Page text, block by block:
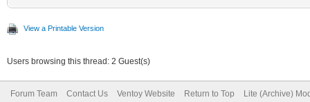
View a Printable Version
Users browsing this thread: 2 Guest(s)
Forum Team Contact Us Ventoy Website Return to Top Lite (Archive)